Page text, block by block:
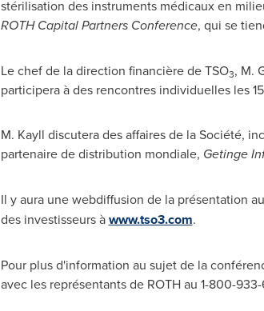
stérilisation des instruments médicaux en
ROTH Capital Partners Conference, qui se
Le chef de la direction financière de TSO3, M.
participera à des rencontres individuelles les
M. Kayll discutera des affaires de la Société,
partenaire de distribution mondiale, Getinge
Il y aura une webdiffusion de la présentation au
des investisseurs àwww.tso3.com.
Pour plus d'information au sujet de la
avec les représentants de ROTH au 1-800-